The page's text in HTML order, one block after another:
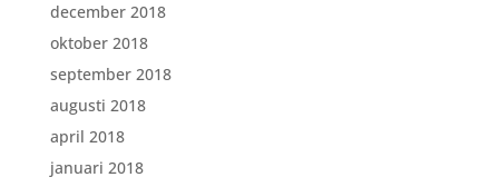
december 2018
oktober 2018
september 2018
augusti 2018
april 2018
januari 2018